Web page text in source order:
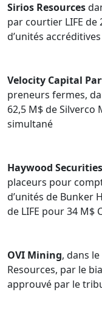
Sirios Resources
par courtier LIFE
d’unités
Velocity Capital
preneurs fermes,
62,5 M$ de Silverco
simultané
Haywood Securities
placeurs pour
d’unités de Bunker
de LIFE pour 34 M$
OVI Mining, dans
Resources, par le
approuvé par le